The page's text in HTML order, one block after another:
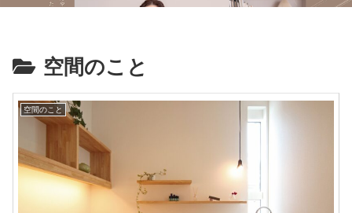
空間のこと
空間のこと